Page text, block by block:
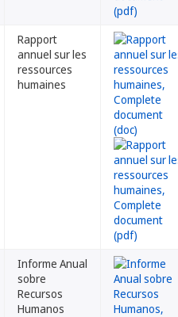
Rapport
annuel sur les
ressources
humaines
Informe Anual
sobre
Recursos
Humanos